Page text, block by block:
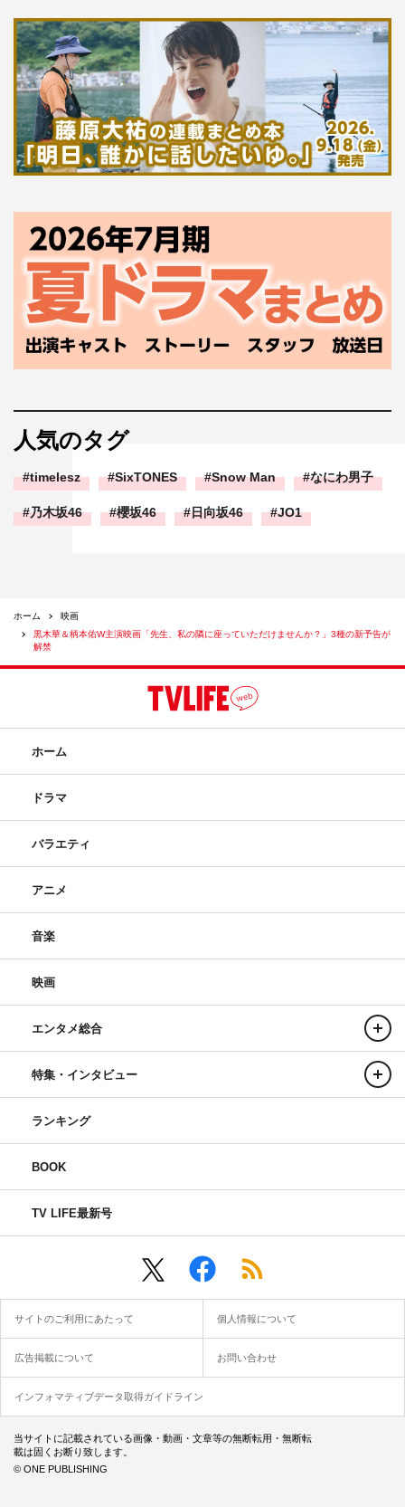
人気のタグ
timelesz SixTONES Snow Man なにわ男子
乃木坂46 櫻坂46 日向坂46 JO1
ホーム
映画
黒木華＆柄本佑W主演映画「先生、私の隣に座っていただけませんか？」3種の新予告が
解禁
ホーム
ドラマ
バラエティ
アニメ
音楽
映画
エンタメ総合
特集・インタビュー
ランキング
BOOK
TV LIFE最新号
サイトのご利用にあたって 個人情報について
広告掲載について お問い合わせ
インフォマティブデータ取得ガイドライン
当サイトに記載されている画像・動画・文章等の無断転用・無断転
載は固くお断り致します。
© ONE PUBLISHING